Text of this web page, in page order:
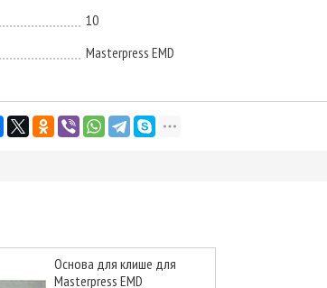
10
Masterpress EMD
Основа для клише для
Masterpress EMD